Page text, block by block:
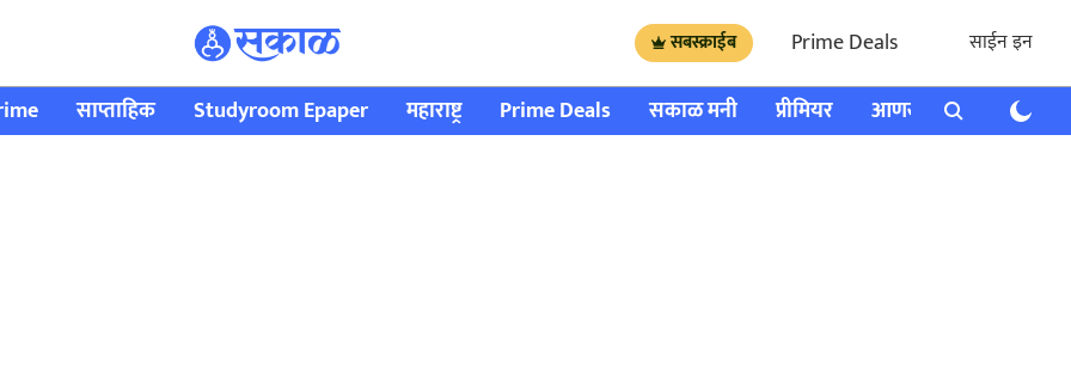
सबस्क्राईब Prime Deals साईन इन
साप्ताहिक Studyroom Epaper महाराष्ट्र Prime Deals सकाळ मनी प्रीमियर आणखी राशी भविष्य